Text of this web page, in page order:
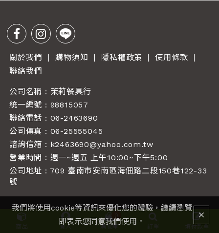
關於我們 購物須知 隱私權政策
使用條款
聯絡我們
公司名稱 : 茉莉餐具行
統一編號 : 98815057
聯絡電話 : 06-2463690
公司傳真 : 06-25555045
諮詢信箱 : k2463690@yahoo.com.tw
營業時間 : 週一~週五 上午10:00~下午5:00
公司地址 : 709 臺南市安南區海佃路二段150巷122-33
號
商品 登入 購物車
訂單
填付款單
我們將使用cookie等資訊來優化您的體驗，繼續瀏覽
即表示您同意我們使用。